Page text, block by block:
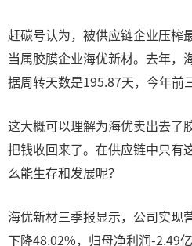
赶碳号认为，被供应链企业压榨
当属胶膜企业海优新材。去年，
据周转天数是195.87天，今年前
这大概可以理解为海优卖出去了
把钱收回来了。在供应链中只有
么能生存和发展呢？
海优新材三季报显示，公司实现
下降48.02%，归母净利润-2.49